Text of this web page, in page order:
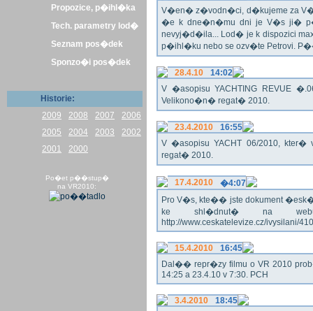
Propozice, p�ihl�ka
Tech. parametry lod�
Seznam pos�dek
Sponzo�i pos�dek
Historie:
2009
2008 2007
2006
2005
2004 2003
2002
2001
2000
Po�et p��stup�
na VR2010:
V�en� z�vodn�ci, d�kujeme za V�
�e k dne�n�mu dni je V�s ji�
nevyj�d�ila... Lod� je k dispozici
p�ihl�ku nebo se ozv�te Petrovi.
28.4.10
14:02
V �asopisu YACHTING REVUE
Velikono�n� regat� 2010.
23.4.2010
16:55
V �asopisu YACHT 06/2010,
regat� 2010.
17.4.2010
�4:07
Pro V�s, kte�� jste dokument
ke shl�dnut� na
http://www.ceskatelevize.cz/ivysilani/
15.4.2010
16:45
Dal�� repr�zy filmu o VR 2010
14:25 a 23.4.10 v 7:30. PCH
3.4.2010
18:45